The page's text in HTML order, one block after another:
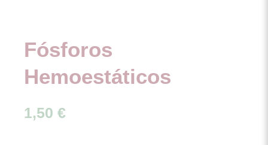
Fósforos
Hemoestáticos
1,50 €